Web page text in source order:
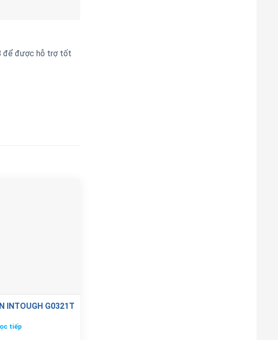
để được hỗ trợ tốt
INTOUGH G0321T
tiếp